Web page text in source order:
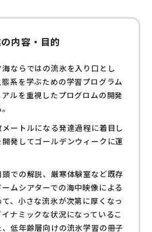
内容・目的
ならではの流氷を入り口とし
系を学ぶための学習プログラム
ルを重視したプログロムの開発
ートルになる発達過程に着目し
発してゴールデンウィークに運
での解説、厳寒体験室など既存
ムシアターでの海中映像による
、小さな流氷が次第に厚くなっ
ナミックな状況になっているこ
低年齢層向けの流氷学習の冊子